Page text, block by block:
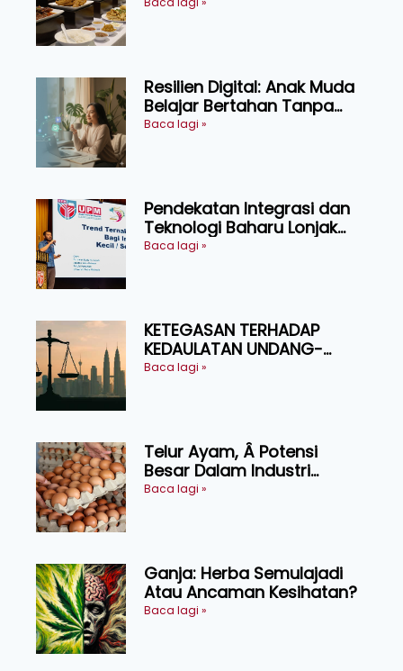
Resilien Digital: Anak Muda
Belajar Bertahan Tanpa
Perlu Menekan Diri
Baca lagi »
Pendekatan Integrasi dan
Teknologi Baharu Lonjak
Produktiviti Ternakan
Baca lagi »
KETEGASAN TERHADAP
KEDAULATAN UNDANG-
UNDANG ASAS KEPADA
Baca lagi »
Telur Ayam, Â Potensi
Besar Dalam Industri
Makanan, Kosmetik dan
Baca lagi »
Ganja: Herba Semulajadi
Atau Ancaman Kesihatan?
Baca lagi »